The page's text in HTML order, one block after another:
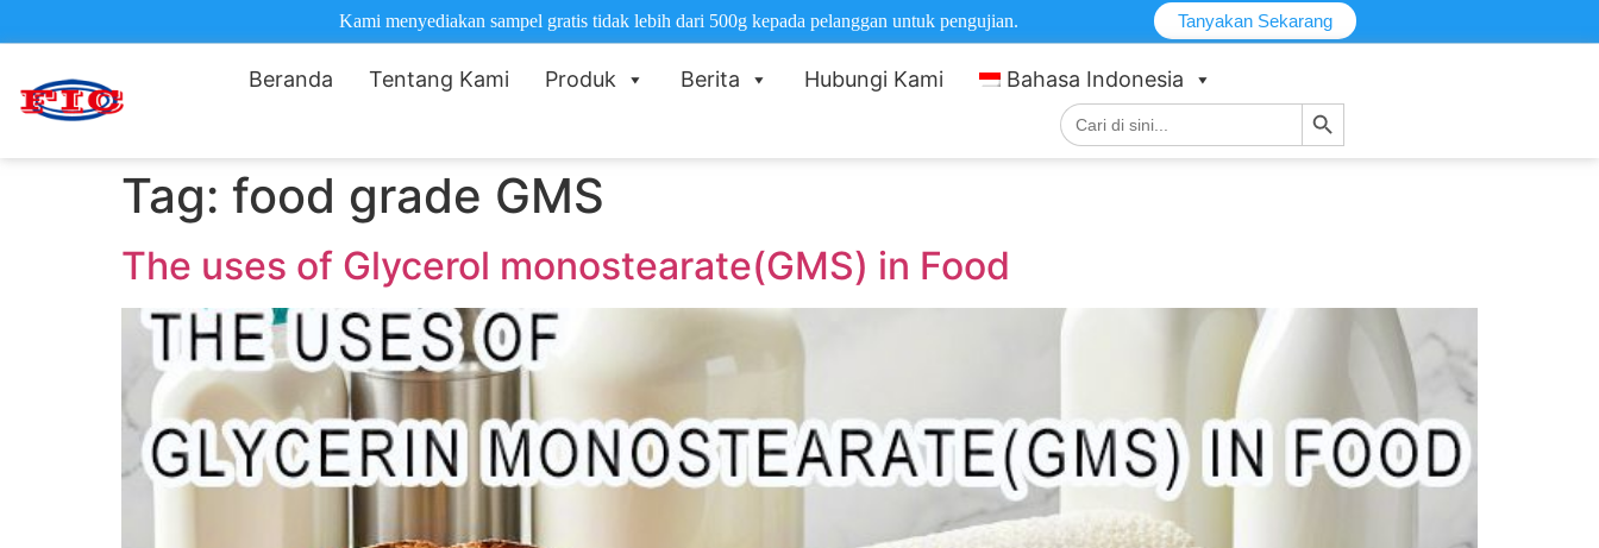
Kami menyediakan sampel gratis tidak lebih dari 500g kepada pelanggan untuk pengujian. Tanyakan Sekarang
Beranda Tentang Kami Produk Berita Hubungi Kami Bahasa Indonesia
Cari: Tombol Pencarian
Tag: food grade GMS
The uses of Glycerol monostearate(GMS) in Food